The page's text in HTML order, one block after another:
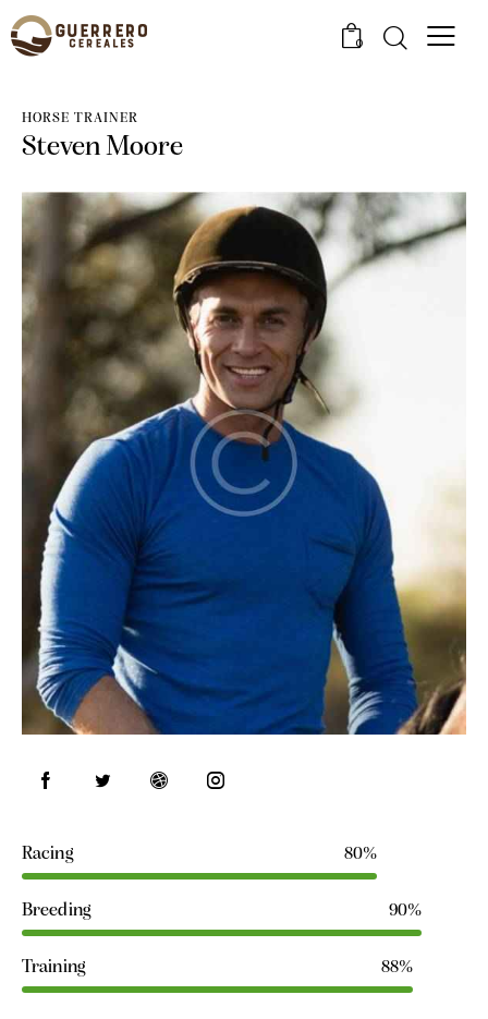
0
HORSE TRAINER
Steven Moore
Racing 80%
Breeding 90%
Training 88%